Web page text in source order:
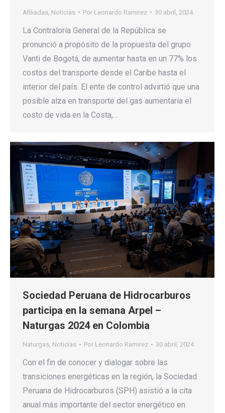
Afiliadas Noticias Por Leonardo Ramirez 30 abril, 2024
La Contraloría General de la República se
pronunció a propósito de la propuesta del grupo
Vanti de Bogotá, de aumentar hasta en un 77% los
costos del transporte desde el Caribe hasta el
interior del país. El ente de control advirtió que una
posible alza en transporte del gas aumentaría el
costo de vida en la Costa,…
Sociedad Peruana de Hidrocarburos
participa en la semana Arpel –
Naturgas 2024 en Colombia
Naturgas, Noticias Por Leonardo Ramirez 30 abril, 2024
Con el fin de conocer y dialogar sobre las
transiciones energéticas en la región, la Sociedad
Peruana de Hidrocarburos (SPH) asistió a la cita
anual más importante del sector energético en